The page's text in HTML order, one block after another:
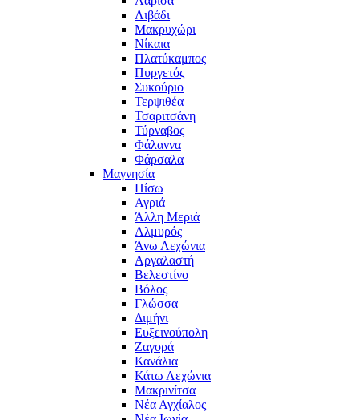
Λιβάδι
Μακρυχώρι
Νίκαια
Πλατύκαμπος
Πυργετός
Συκούριο
Τερψιθέα
Τσαριτσάνη
Τύρναβος
Φάλαννα
Φάρσαλα
Μαγνησία
Πίσω
Αγριά
Άλλη Μεριά
Αλμυρός
Άνω Λεχώνια
Αργαλαστή
Βελεστίνο
Βόλος
Γλώσσα
Διμήνι
Ευξεινούπολη
Ζαγορά
Κανάλια
Κάτω Λεχώνια
Μακρινίτσα
Νέα Αγχίαλος